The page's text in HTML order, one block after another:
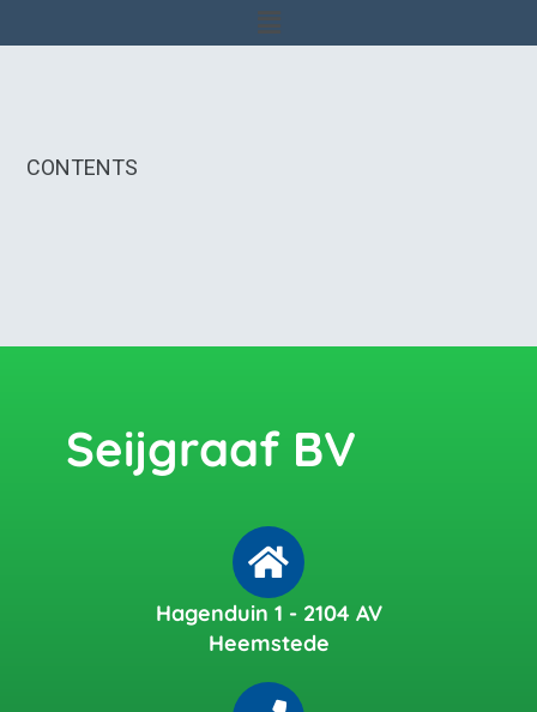
CONTENTS
Seijgraaf BV
Hagenduin 1 - 2104 AV
Heemstede